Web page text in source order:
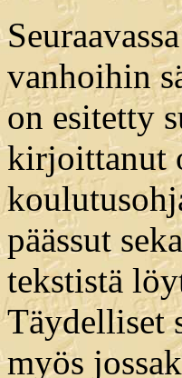
vanhoihin
on esitetty
kirjoittanut
päässut
tekstistä
Täydelliset
myös